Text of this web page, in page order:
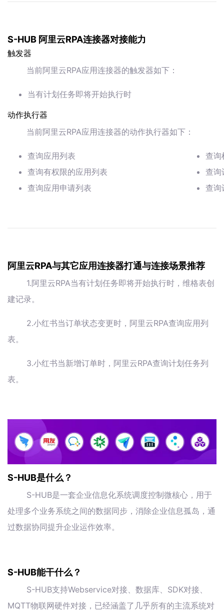
S-HUB 阿里云RPA连接器对接能力
触发器
当前阿里云RPA应用连接器的触发器如下：
当有计划任务即将开始执行时
动作执行器
当前阿里云RPA应用连接器的动作执行器如下：
查询应用列表
查询有权限的应用列表
查询应用申请列表
查询
查询
查询
阿里云RPA与其它应用连接器打通与连接场景推荐
1.阿里云RPA当有计划任务即将开始执行时，维格表创
建记录。
2.小红书当订单状态变更时，阿里云RPA查询应用列
表。
3.小红书当新增订单时，阿里云RPA查询计划任务列
表。
S-HUB是什么？
S-HUB是一套企业信息化系统调度控制微核心，用于
处理多个业务系统之间的数据同步，消除企业信息孤岛，通
过数据协同提升企业运作效率。
S-HUB能干什么？
S-HUB支持Webservice对接、数据库、SDK对接、
MQTT物联网硬件对接，已经涵盖了几乎所有的主流系统对